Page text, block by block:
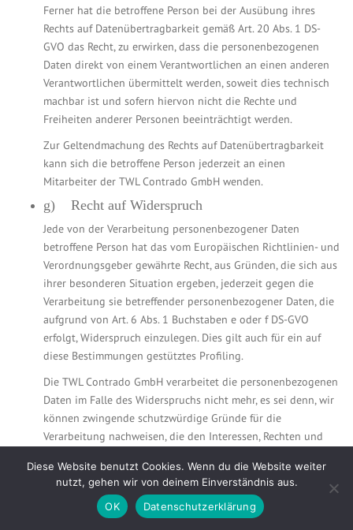
Ferner hat die betroffene Person bei der Ausübung ihres
Rechts auf Datenübertragbarkeit gemäß Art. 20 Abs. 1 DS-
GVO das Recht, zu erwirken, dass die personenbezogenen
Daten direkt von einem Verantwortlichen an einen anderen
Verantwortlichen übermittelt werden, soweit dies technisch
machbar ist und sofern hiervon nicht die Rechte und
Freiheiten anderer Personen beeinträchtigt werden.
Zur Geltendmachung des Rechts auf Datenübertragbarkeit
kann sich die betroffene Person jederzeit an einen
Mitarbeiter der TWL Contrado GmbH wenden.
g) Recht auf Widerspruch
Jede von der Verarbeitung personenbezogener Daten
betroffene Person hat das vom Europäischen Richtlinien- und
Verordnungsgeber gewährte Recht, aus Gründen, die sich aus
ihrer besonderen Situation ergeben, jederzeit gegen die
Verarbeitung sie betreffender personenbezogener Daten, die
aufgrund von Art. 6 Abs. 1 Buchstaben e oder f DS-GVO
erfolgt, Widerspruch einzulegen. Dies gilt auch für ein auf
diese Bestimmungen gestütztes Profiling.
Die TWL Contrado GmbH verarbeitet die personenbezogenen
Daten im Falle des Widerspruchs nicht mehr, es sei denn, wir
können zwingende schutzwürdige Gründe für die
Verarbeitung nachweisen, die den Interessen, Rechten und
Verarbeitung dient der Geltendmachung, Ausübung oder
Verteidigung von Rechtsansprüchen.
Verarbeitet die TWL Contrado GmbH personenbezogene
Diese Website benutzt Cookies. Wenn du die Website weiter
nutzt, gehen wir von deinem Einverständnis aus.
OK
Datenschutzerklärung